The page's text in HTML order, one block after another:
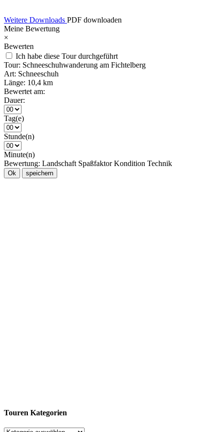
Weitere Downloads PDF downloaden
Meine Bewertung
×
Bewerten
Ich habe diese Tour durchgeführt
Tour: Schneeschuhwanderung am Fichtelberg
Art: Schneeschuh
Länge: 10,4 km
Bewertet am:
Dauer:
Tag(e)
Stunde(n)
Minute(n)
Bewertung: Landschaft Spaßfaktor Kondition Technik
Ok speichern
Touren Kategorien